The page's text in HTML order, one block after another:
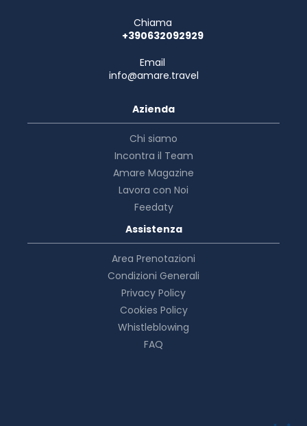
Chiama
+390632092929
Email
info@amare.travel
Azienda
Chi siamo
Incontra il Team
Amare Magazine
Lavora con Noi
Feedaty
Assistenza
Area Prenotazioni
Condizioni Generali
Privacy Policy
Cookies Policy
Whistleblowing
FAQ